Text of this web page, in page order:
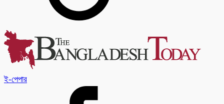
ই-পেপার